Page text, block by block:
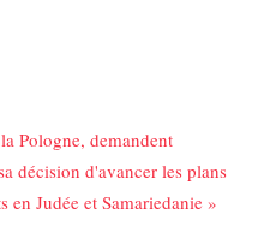
Pologne, demandent
décision d'avancer les plans
Judée et Samariedanie »